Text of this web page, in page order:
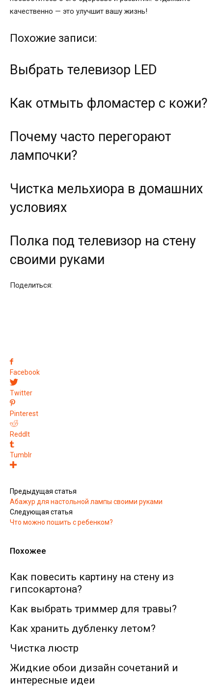
качественно — это улучшит вашу жизнь!
Похожие записи:
Выбрать телевизор LED
Как отмыть фломастер с кожи?
Почему часто перегорают
лампочки?
Чистка мельхиора в домашних
условиях
Полка под телевизор на стену
своими руками
Поделиться:
Facebook
Twitter
Pinterest
ReddIt
Tumblr
Предыдущая статья
Абажур для настольной лампы своими руками
Следующая статья
Что можно пошить с ребенком?
Похожее
Как повесить картину на стену из
гипсокартона?
Как выбрать триммер для травы?
Как хранить дубленку летом?
Чистка люстр
Жидкие обои дизайн сочетаний и
интересные идеи